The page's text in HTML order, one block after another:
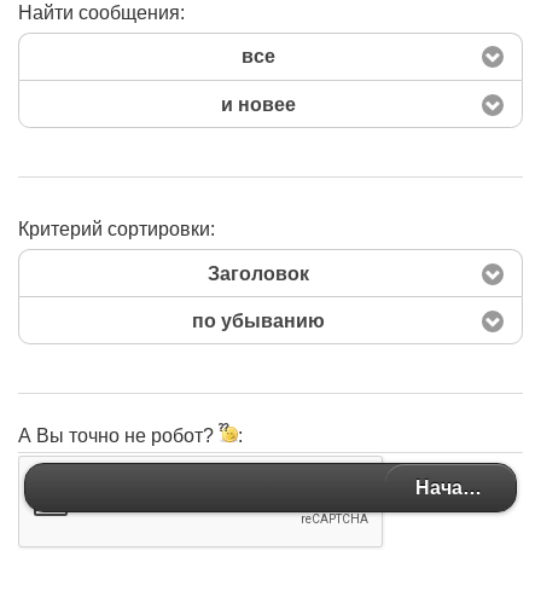
Найти сообщения:
все
и новее
Критерий сортировки:
Заголовок
по убыванию
А Вы точно не робот? :
Начать поиск